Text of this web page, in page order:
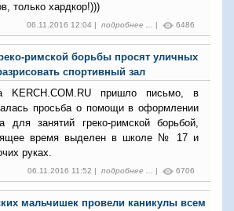
только хардкор!)))
06.11.2016 12:04 | подробнее ... | 6486
римской борьбы просят уличных
спортивный зал
KERCH.COM.RU пришло письмо, в
просьба о помощи в оформлении
для занятий греко-римской борьбой,
время выделен в школе № 17 и
руках.
06.11.2016 11:52 | подробнее ... | 6706
мальчишек провели каникулы всем